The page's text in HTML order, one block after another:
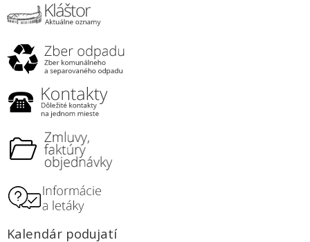
Kalendár podujatí